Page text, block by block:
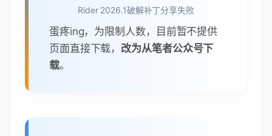
Rider 2026.1破解补丁分享失败
蛋疼ing，为限制人数，目前暂不提供
页面直接下载， 改为从笔者公众号下
载。